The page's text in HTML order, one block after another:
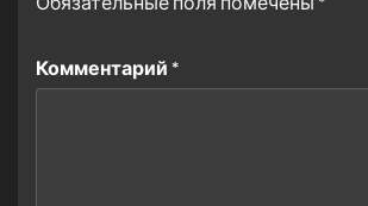
Комментарий *